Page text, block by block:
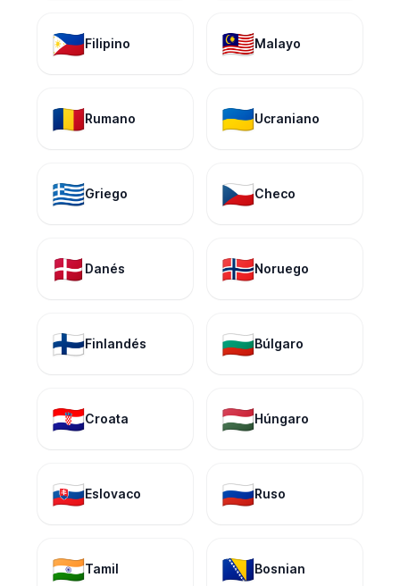
🇵🇭Filipino 🇲🇾Malayo
🇷🇴Rumano 🇺🇦Ucraniano
🇬🇷Griego 🇨🇿Checo
🇩🇰 Danés 🇳🇴Noruego
🇫🇮Finlandés 🇧🇬Búlgaro
🇭🇷Croata 🇭🇺Húngaro
🇸🇰Eslovaco 🇷🇺Ruso
🇮🇳Tamil 🇧🇦Bosnian